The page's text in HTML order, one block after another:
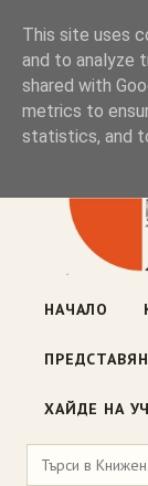
Блог на
ул.
НАЧАЛО
ХАЙДЕ НА
This site uses
and to analyze
shared with
metrics to
statistics, and